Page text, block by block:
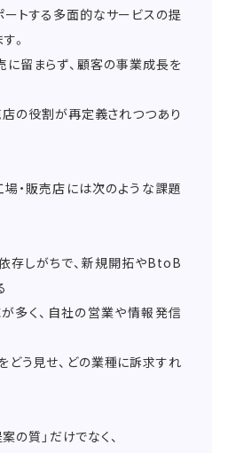
トする多面的なサービスの提
。
留まらず、顧客の事業成長を
の役割が再定義されつつあり
・販売店には次のような課題
存しがちで、新規開拓やBtoB
多く、自社の営業や情報発信
う見せ、どの業種に訴求すれ
の質」だけでなく、